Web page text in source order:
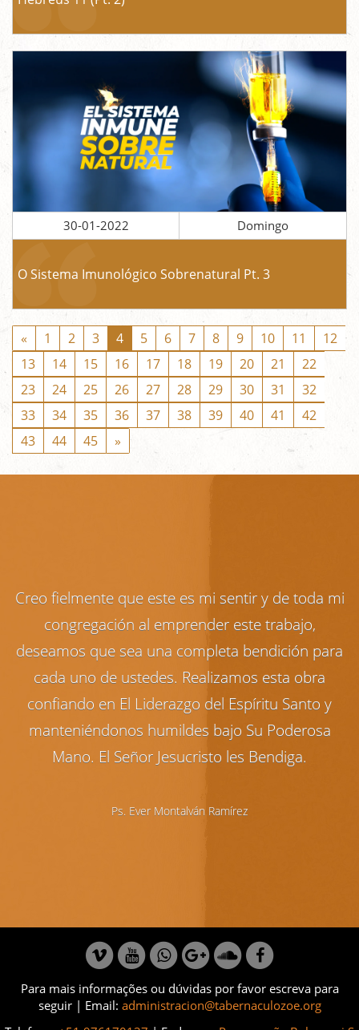
30-01-2022 Domingo
O Sistema Imunológico Sobrenatural Pt. 3
« 1 2 3 4 5 6 7 8 9 10 11
12
13
14 15 16 17 18 19 20 21
22
23
24 25 26 27 28 29 30 31
32
33
34 35 36 37 38 39 40 41
42
43
44 45 »
Creo fielmente que este es mi sentir y de toda mi
congregación al emprender este trabajo,
deseamos que sea una completa bendición para
cada uno de ustedes. Realizamos esta obra
confiando en El Liderazgo del Espíritu Santo y
manteniéndonos humildes bajo Su Poderosa
Mano. El Señor Jesucristo les Bendiga.
Ps. Ever Montalván Ramírez
Para mais informações ou dúvidas por favor escreva para
seguir | Email: administracion@tabernaculozoe.org